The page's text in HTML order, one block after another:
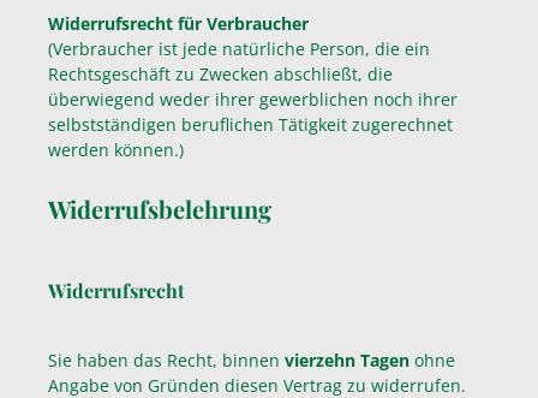
Widerrufsrecht für Verbraucher
(Verbraucher ist jede natürliche Person, die ein
Rechtsgeschäft zu Zwecken abschließt, die
überwiegend weder ihrer gewerblichen noch ihrer
selbstständigen beruflichen Tätigkeit zugerechnet
werden können.)
Widerrufsbelehrung
Widerrufsrecht
Sie haben das Recht, binnen vierzehn Tagen ohne
Angabe von Gründen diesen Vertrag zu widerrufen.